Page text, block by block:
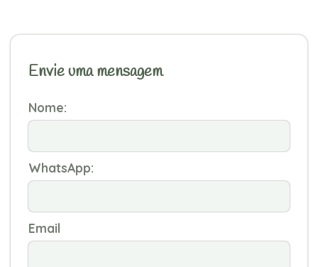
Envie uma mensagem
Nome:
WhatsApp:
Email